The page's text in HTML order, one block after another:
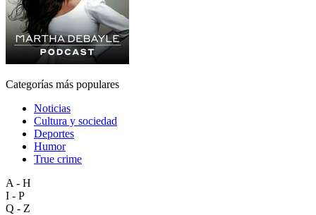
Categorías más populares
Noticias
Cultura y sociedad
Deportes
Humor
True crime
A - H
I - P
Q - Z